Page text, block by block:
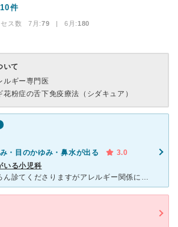
10件
セス数 7月:79 | 6月:180
いて
ルギー専門医
花粉症の舌下免疫療法（シダキュア）
・目のかゆみ・鼻水が出る
3.0
いる小児科
一般的な病気ももちろん診てくださりますがアレルギー関係に詳しい先生みたいです。穏やかな雰囲気の先生で優しいです。腕も良さそうで評判はいいです。 ただ、受付の方の態度があまり良くないので心配で疲れてる